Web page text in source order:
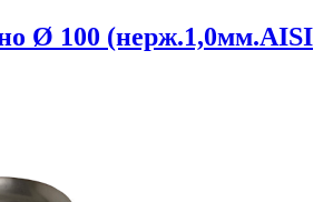
Ø 100 (нерж.1,0мм.AISI